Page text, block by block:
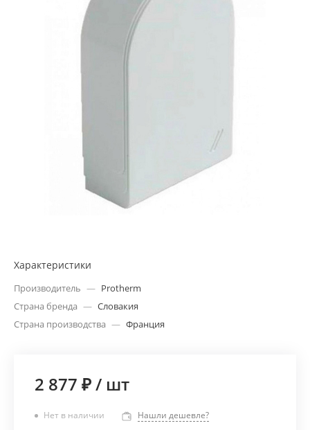
Характеристики
Производитель — Protherm
Страна бренда — Словакия
Страна производства — Франция
2 877 ₽/ шт
Нет в наличии Нашли дешевле?